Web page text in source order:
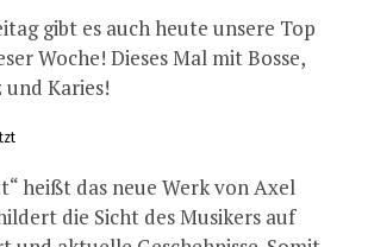
gibt es auch heute unsere Top
Woche! Dieses Mal mit Bosse,
und Karies!
heißt das neue Werk von Axel
die Sicht des Musikers auf